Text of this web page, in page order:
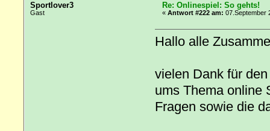
Sportlover3
Gast
Re: Onlinespiel: So gehts!
«Antwort #222 am: 07.September
Hallo alle
vielen Dank für
ums Thema online
Fragen sowie die